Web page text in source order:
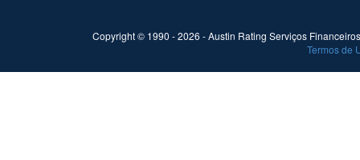
Copyright © 1990 -2026 - Austin Rating Serviços
Termos de